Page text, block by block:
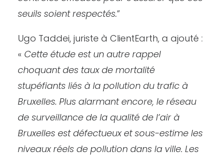
seuils soient respectés.”
Ugo Taddei, juriste à ClientEarth, a ajouté :
« Cette étude est un autre rappel
choquant des taux de mortalité
stupéfiants liés à la pollution du trafic à
Bruxelles. Plus alarmant encore, le réseau
de surveillance de la qualité de l’air à
Bruxelles est défectueux et sous-estime les
niveaux réels de pollution dans la ville. Les